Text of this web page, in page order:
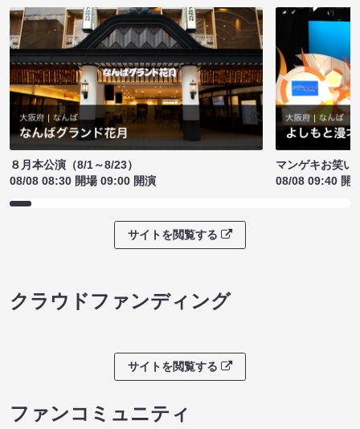
８月本公演（8/1～8/23）
08/08 08:30 開場 09:00 開演
マンゲキお笑い
08/08 09:40 開
サイトを閲覧する
クラウドファンディング
サイトを閲覧する
ファンコミュニティ